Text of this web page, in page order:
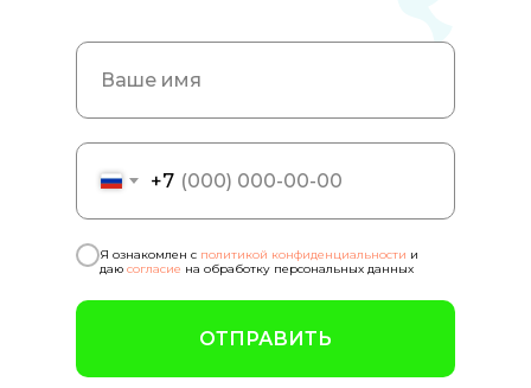
+7
Я ознакомлен с политикой конфиденциальности и
даю согласие на обработку персональных данных
ОТПРАВИТЬ